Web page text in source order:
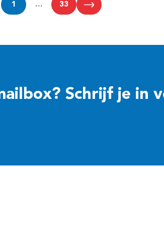
1 … 33
Schrijf je in